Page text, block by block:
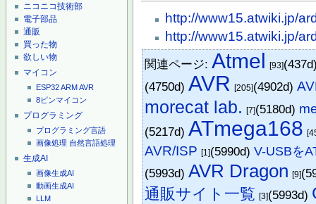
ニコニコ技術部
電子部品
通販
買った物
欲しい物
マイコン
ESP32ARMAVR
8ピンマイコン
プログラミング
プログラミング言語
画像処理 自然言語処理
生成AI
画像生成AI
動画生成AI
LLM
http://www15.atwiki.jp/
http://www15.atwiki.jp/
関連ページ:Atmel [93]
(4750d)AVR [205](4902d)
morecat lab. [7](5180d)
(5217d)ATmega168
AVR/ISP [1](5990d)V-USBを
(5993d)AVR Dragon [9]
通販サイト一覧 [3](5993d)